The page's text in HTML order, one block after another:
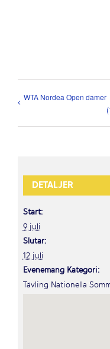
WTA Nordea Open damer
DETALJER
Start:
9 juli
Slutar:
12 juli
Evenemang Kategori:
Tävling Nationella